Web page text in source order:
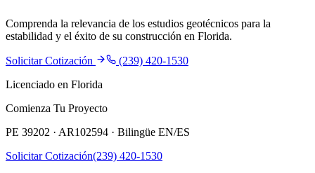
Comprenda la relevancia de los estudios geotécnicos para la
estabilidad y el éxito de su construcción en Florida.
Solicitar Cotización
(239) 420-1530
Licenciado en Florida
Comienza Tu Proyecto
PE 39202 · AR102594 · Bilingüe EN/ES
Solicitar Cotización(239) 420-1530